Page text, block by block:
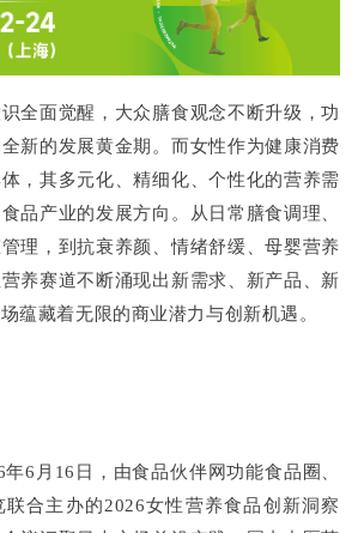
全面觉醒，大众膳食观念不断升级，功
新的发展黄金期。而女性作为健康消费
，其多元化、精细化、个性化的营养需
品产业的发展方向。从日常膳食调理、
理，到抗衰养颜、情绪舒缓、母婴营养
养赛道不断涌现出新需求、新产品、新
蕴藏着无限的商业潜力与创新机遇。
6月16日，由食品伙伴网功能食品圈、
合主办的2026女性营养食品创新洞察